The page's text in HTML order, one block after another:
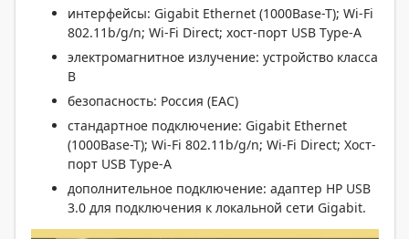
интерфейсы: Gigabit Ethernet (1000Base-T); Wi-Fi
802.11b/g/n; Wi-Fi Direct; хост-порт USB Type-A
электромагнитное излучение: устройство класса
В
безопасность: Россия (EAC)
стандартное подключение: Gigabit Ethernet
(1000Base-T); Wi-Fi 802.11b/g/n; Wi-Fi Direct; Хост-
порт USB Type-A
дополнительное подключение: адаптер HP USB
3.0 для подключения к локальной сети Gigabit.